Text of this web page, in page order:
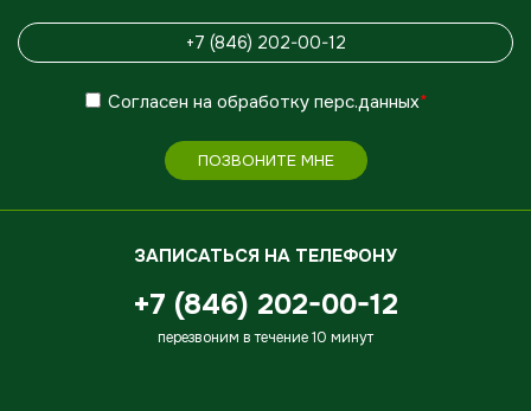
Согласен на обработку перс.данных*
ПОЗВОНИТЕ МНЕ
ЗАПИСАТЬСЯ НА ТЕЛЕФОНУ
+7 (846) 202-00-12
перезвоним в течение 10 минут